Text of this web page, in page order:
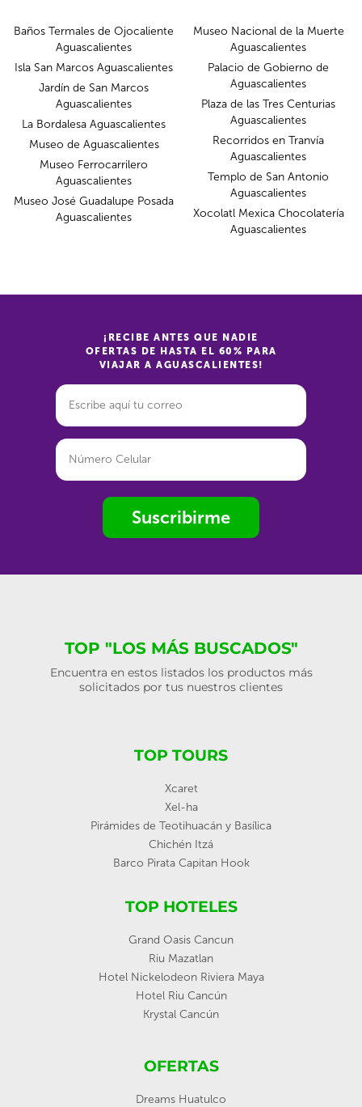
Baños Termales de Ojocaliente
Aguascalientes
Isla San Marcos Aguascalientes
Jardín de San Marcos
Aguascalientes
La Bordalesa Aguascalientes
Museo de Aguascalientes
Museo Ferrocarrilero
Aguascalientes
Museo José Guadalupe Posada
Aguascalientes
Museo Nacional de la Muerte
Aguascalientes
Palacio de Gobierno de
Aguascalientes
Plaza de las Tres Centurias
Aguascalientes
Recorridos en Tranvía
Aguascalientes
Templo de San Antonio
Aguascalientes
Xocolatl Mexica Chocolatería
Aguascalientes
¡RECIBE ANTES QUE NADIE
OFERTAS DE HASTA EL 60% PARA
VIAJAR A AGUASCALIENTES!
Suscribirme
TOP "LOS MÁS BUSCADOS"
Encuentra en estos listados los productos más
solicitados por tus nuestros clientes
TOP TOURS
Xcaret
Xel-ha
Pirámides de Teotihuacán y Basílica
Chichén Itzá
Barco Pirata Capitan Hook
TOP HOTELES
Grand Oasis Cancun
Riu Mazatlan
Hotel Nickelodeon Riviera Maya
Hotel Riu Cancún
Krystal Cancún
OFERTAS
Dreams Huatulco